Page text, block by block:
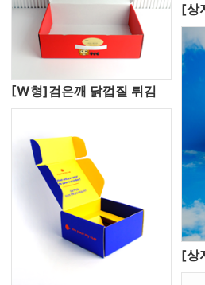
[W형]검은깨 닭껍질 튀김
[상
[상